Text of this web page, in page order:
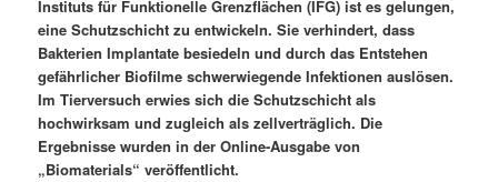
Instituts für Funktionelle Grenzflächen (IFG) ist es gelungen,
eine Schutzschicht zu entwickeln. Sie verhindert, dass
Bakterien Implantate besiedeln und durch das Entstehen
gefährlicher Biofilme schwerwiegende Infektionen auslösen.
Im Tierversuch erwies sich die Schutzschicht als
hochwirksam und zugleich als zellverträglich. Die
Ergebnisse wurden in der Online-Ausgabe von
„Biomaterials“ veröffentlicht.